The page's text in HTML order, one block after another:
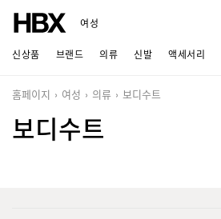
여성
신상품 브랜드 의류 신발 액세서리
홈페이지 여성 의류 보디수트
보디수트